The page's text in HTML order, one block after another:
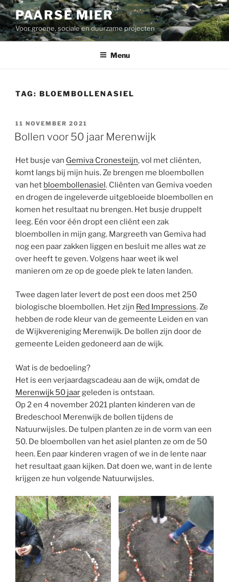
Ga
naar
de
inhoud
PAARSE MIER
Voor groene, sociale en duurzame projecten
Menu
TAG: BLOEMBOLLENASIEL
GEPLAATST
OP
11 NOVEMBER 2021
Bollen voor 50 jaar Merenwijk
Het busje van Gemiva Cronesteijn, vol met cliënten,
komt langs bij mijn huis. Ze brengen me bloembollen
van het bloembollenasiel. Cliënten van Gemiva voeden
en drogen de ingeleverde uitgebloeide bloembollen en
komen het resultaat nu brengen. Het busje druppelt
leeg. Eén voor één dropt een cliënt een zak
bloembollen in mijn gang. Margreeth van Gemiva had
nog een paar zakken liggen en besluit me alles wat ze
over heeft te geven. Volgens haar weet ik wel
manieren om ze op de goede plek te laten landen.
Twee dagen later levert de post een doos met 250
biologische bloembollen. Het zijn Red Impressions. Ze
hebben de rode kleur van de gemeente Leiden en van
de Wijkvereniging Merenwijk. De bollen zijn door de
gemeente Leiden gedoneerd aan de wijk.
Wat is de bedoeling?
Het is een verjaardagscadeau aan de wijk, omdat de
Merenwijk 50 jaargeleden is ontstaan.
Op 2 en 4 november 2021 planten kinderen van de
Bredeschool Merenwijk de bollen tijdens de
Natuurwijsles. De tulpen planten ze in de vorm van een
50. De bloembollen van het asiel planten ze om de 50
heen. Een paar kinderen vragen of we in de lente naar
het resultaat gaan kijken. Dat doen we, want in de lente
krijgen ze hun volgende Natuurwijsles.